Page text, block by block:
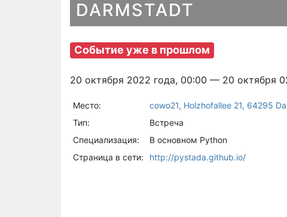
DARMSTADT
Событие уже в прошлом
20 октября 2022 года, 00:00 — 20 октября
Место:
cowo21, Holzhofallee 21, 64295
Тип:
Встреча
Специализация:
В основном Python
Страница в сети:
http://pystada.github.io/